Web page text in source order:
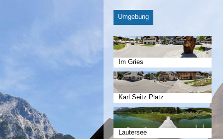
Umgebung
Im Gries
Karl Seitz Platz
Lautersee